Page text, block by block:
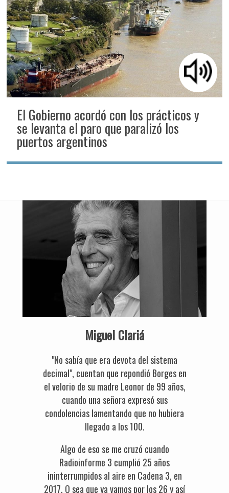
El Gobierno acordó con los prácticos y
se levanta el paro que paralizó los
puertos argentinos
Miguel Clariá
"No sabía que era devota del sistema
decimal", cuentan que repondió Borges en
el velorio de su madre Leonor de 99 años,
cuando una señora expresó sus
condolencias lamentando que no hubiera
llegado a los 100.
Algo de eso se me cruzó cuando
Radioinforme 3 cumplió 25 años
ininterrumpidos al aire en Cadena 3, en
2017. O sea que ya vamos por los 26 y así